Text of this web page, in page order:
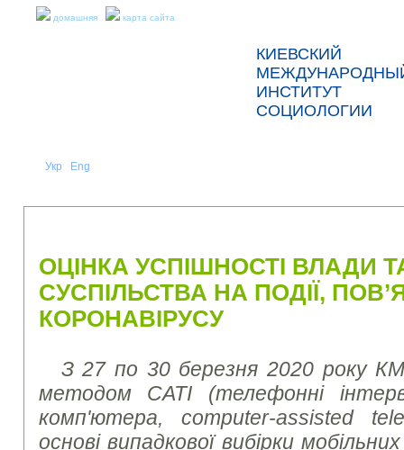
домашняя карта сайта
КИЕВСКИЙ
ИНСТИТУТ
СОЦИОЛОГИИ
Укр Eng
ОЦІНКА УСПІШНОСТІ ВЛАДИ
СУСПІЛЬСТВА НА ПОДІЇ,
КОРОНАВІРУСУ
З 27 по 30 березня 2020 року
методом CATI (телефонні
комп'ютера, computer-assisted
основі випадкової вибірки